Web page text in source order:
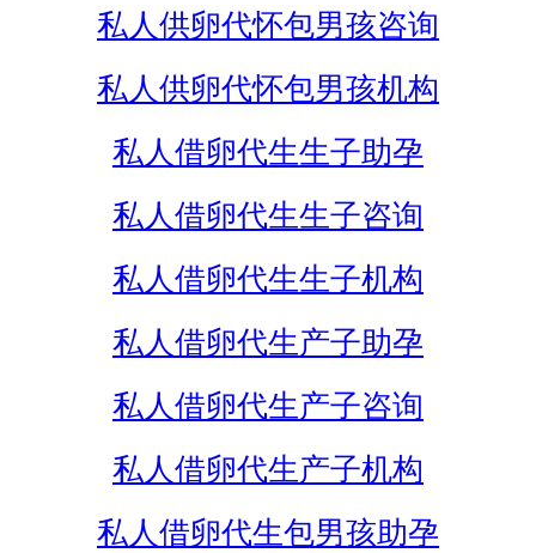
私人供卵代怀包男孩咨询
私人供卵代怀包男孩机构
私人借卵代生生子助孕
私人借卵代生生子咨询
私人借卵代生生子机构
私人借卵代生产子助孕
私人借卵代生产子咨询
私人借卵代生产子机构
私人借卵代生包男孩助孕